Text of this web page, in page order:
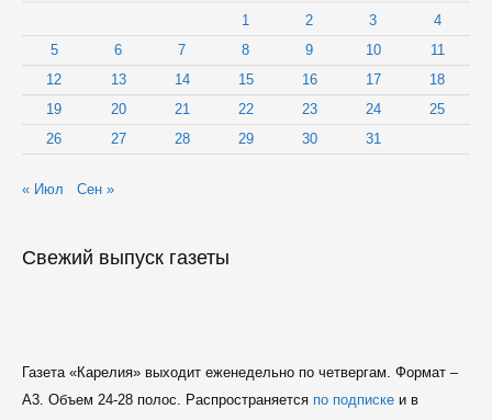
1 2 3
4
5
6 7 8 9 10
11
12
13 14 15 16 17
18
19
20 21 22 23 24
25
26
27 28 29 30 31
« Июл Сен »
Свежий выпуск газеты
Газета «Карелия» выходит еженедельно по четвергам. Формат –
A3. Объем 24-28 полос. Распространяется по подпискеи в